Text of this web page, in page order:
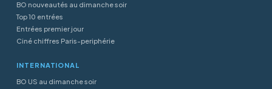
BO nouveautés au dimanche soir
Top 10 entrées
Entrées premier jour
Ciné chiffres Paris-periphérie
INTERNATIONAL
BO US au dimanche soir